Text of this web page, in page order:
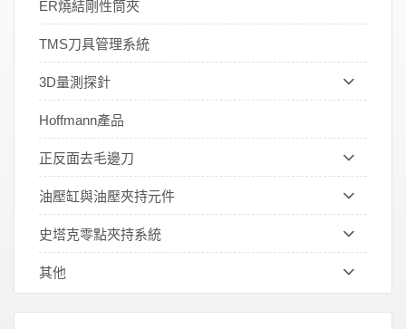
ER燒結剛性筒夾
TMS刀具管理系統
3D量測探針
Hoffmann產品
正反面去毛邊刀
油壓缸與油壓夾持元件
史塔克零點夾持系統
其他